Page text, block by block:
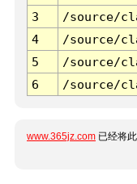
3 /source/
4
/source/
5
/source/
6
/source/
www.365jz.com 已经将